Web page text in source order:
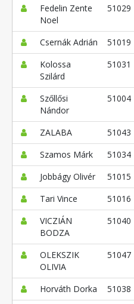
Fedelin Zente
Noel
51029
Csernák Adrián 51019
Kolossa
Szilárd
51031
Szőllősi
Nándor
51004
ZALABA 51043
Szamos Márk
51034
Jobbágy Olivér
51015
Tari Vince
51016
VICZIÁN
BODZA
51040
OLEKSZIK
OLIVIA
51047
Horváth Dorka 51038